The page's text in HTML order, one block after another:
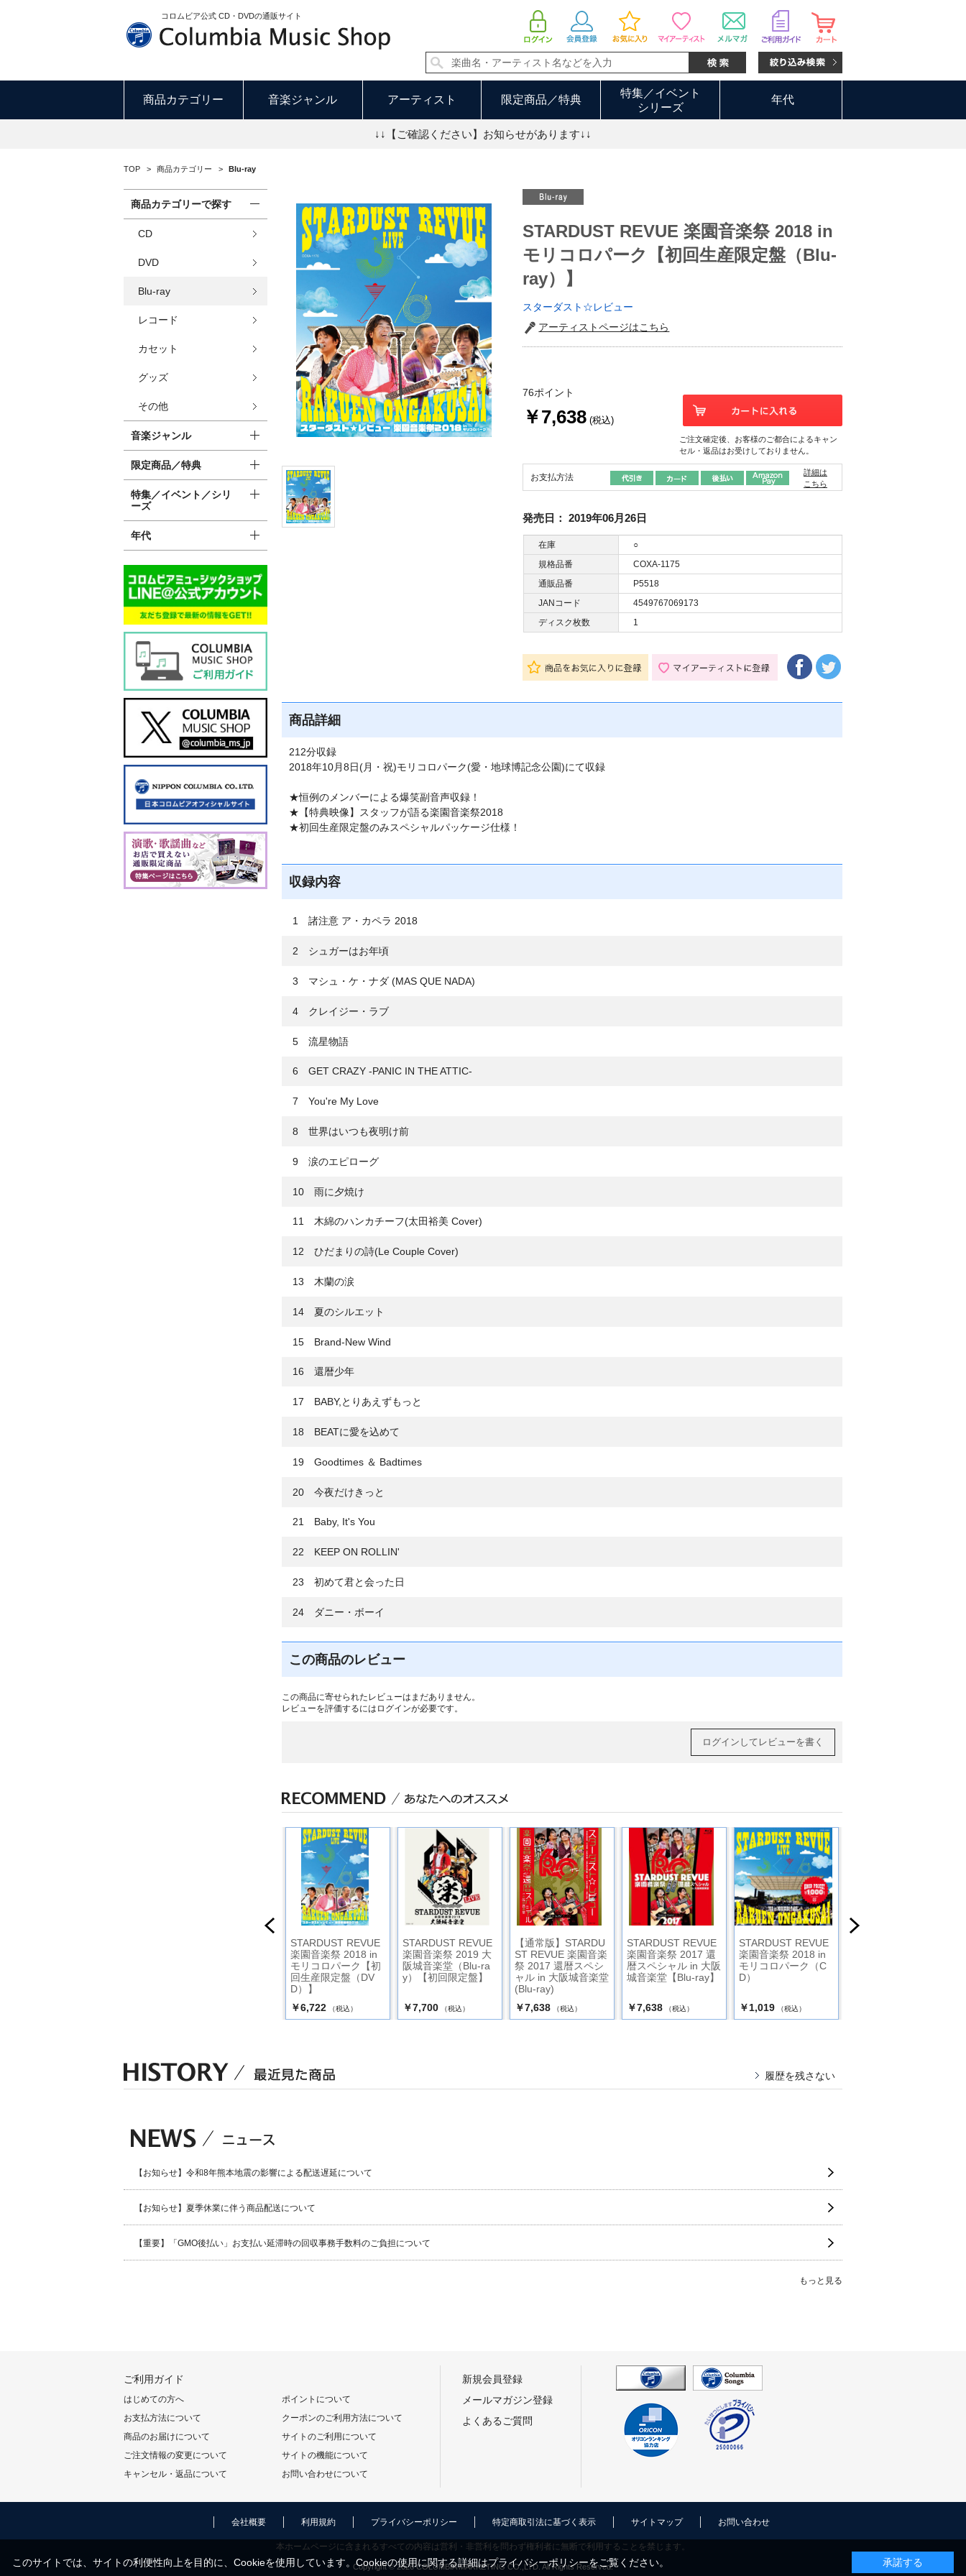
コロムビア公式 CD・DVDの通販サイト
商品カテゴリー 音楽ジャンル アーティスト 限定商品／特典
特集／イベント
シリーズ
年代
↓↓【ご確認ください】お知らせがあります↓↓
TOP > 商品カテゴリー > Blu-ray
STARDUST REVUE 楽園音楽祭 2018 in
モリコロパーク【初回生産限定盤（Blu-
ray）】
スターダスト☆レビュー
アーティストページはこちら
76ポイント
￥7,638 (税込)
ご注文確定後、お客様のご都合によるキャン
セル・返品はお受けしておりません。
お支払方法
詳細は
こちら
発売日： 2019年06月26日
在庫
○
規格品番
COXA-1175
通販品番
P5518
JANコード
4549767069173
ディスク枚数
1
商品詳細
212分収録
2018年10月8日(月・祝)モリコロパーク(愛・地球博記念公園)にて収録
★恒例のメンバーによる爆笑副音声収録！
★【特典映像】スタッフが語る楽園音楽祭2018
★初回生産限定盤のみスペシャルパッケージ仕様！
収録内容
1 諸注意 ア・カペラ 2018
2 シュガーはお年頃
3 マシュ・ケ・ナダ (MAS QUE NADA)
4 クレイジー・ラブ
5 流星物語
6 GET CRAZY -PANIC IN THE ATTIC-
7 You're My Love
8 世界はいつも夜明け前
9 涙のエピローグ
10 雨に夕焼け
11 木綿のハンカチーフ(太田裕美 Cover)
12 ひだまりの詩(Le Couple Cover)
13 木蘭の涙
14 夏のシルエット
15 Brand-New Wind
16 還暦少年
17 BABY,とりあえずもっと
18 BEATに愛を込めて
19 Goodtimes ＆ Badtimes
20 今夜だけきっと
21 Baby, It's You
22 KEEP ON ROLLIN'
23 初めて君と会った日
24 ダニー・ボーイ
この商品のレビュー
この商品に寄せられたレビューはまだありません。
レビューを評価するには ログインが必要です。
ログインしてレビューを書く
STARDUST REVUE
楽園音楽祭 2018 in
モリコロパーク【初
回生産限定盤（DV
D）】
￥6,722
（税込）
STARDUST REVUE
楽園音楽祭 2019 大
阪城音楽堂（Blu-ra
y）【初回限定盤】
￥7,700 （税込）
【通常版】STARDU
ST REVUE 楽園音楽
祭 2017 還暦スペシ
ャル in 大阪城音楽堂
(Blu-ray)
￥7,638
（税込）
STARDUST REVUE
楽園音楽祭 2017 還
暦スペシャル in 大阪
城音楽堂【Blu-ray】
￥7,638 （税込）
STARDUST REVUE
楽園音楽祭 2018 in
モリコロパーク（C
D）
￥1,019 （税込）
商品カテゴリーで探す
CD
DVD
Blu-ray
レコード
カセット
グッズ
その他
音楽ジャンル
限定商品／特典
特集／イベント／シリ
ーズ
年代
履歴を残さない
【お知らせ】令和8年熊本地震の影響による配送遅延について
【お知らせ】夏季休業に伴う商品配送について
【重要】「GMO後払い」お支払い延滞時の回収事務手数料のご負担について
もっと見る
ご利用ガイド
はじめての方へ
お支払方法について
商品のお届けについて
ご注文情報の変更について
キャンセル・返品について
ポイントについて
クーポンのご利用方法について
サイトのご利用について
サイトの機能について
お問い合わせについて
新規会員登録
メールマガジン登録
よくあるご質問
会社概要 利用規約 プライバシーポリシー 特定商取引法に基づく表示 サイトマップ お問い合わせ
本ホームページに含まれるすべての内容は営利・非営利を問わず権利者に無断で利用することを禁じます。
Copyright © 2026 COLUMBIA MARKETING CO.,LTD. All Rights Reserved.
このサイトでは、サイトの利便性向上を目的に、Cookieを使用しています。Cookieの使用に関する詳細はプライバシーポリシーをご覧ください。 承諾する